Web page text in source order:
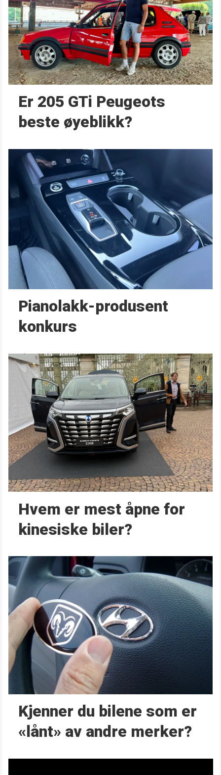
Er 205 GTi Peugeots
beste øyeblikk?
Pianolakk-produsent
konkurs
Hvem er mest åpne for
kinesiske biler?
Kjenner du bilene som er
«lånt» av andre merker?